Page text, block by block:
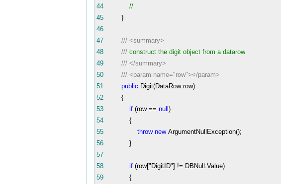
44
//
45
}
46
47
/// <summary>
48
/// construct the digit object from a datarow
49
/// </summary>
50
/// <param name="row"></param>
51
public Digit(DataRow row)
52
{
53
if (row == null)
54
{
55
throw newArgumentNullException();
56
}
57
58
if (row["DigitID"] != DBNull.Value)
59
{